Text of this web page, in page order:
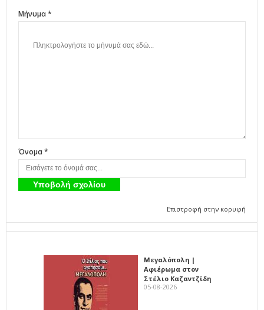
Μήνυμα *
Όνομα *
Επιστροφή στην κορυφή
Μεγαλόπολη |
Αφιέρωμα στον
Στέλιο Καζαντζίδη
05-08-2026